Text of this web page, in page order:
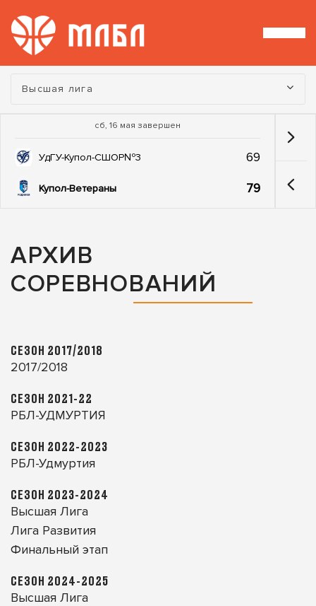
Турнир:
Высшая лига
сб, 16 мая завершен
УдГУ-Купол-СШОР№3 69
Купол-Ветераны 79
АРХИВ
СОРЕВНОВАНИЙ
СЕЗОН 2017/2018
2017/2018
СЕЗОН 2021-22
РБЛ-УДМУРТИЯ
СЕЗОН 2022-2023
РБЛ-Удмуртия
СЕЗОН 2023-2024
Высшая Лига
Лига Развития
Финальный этап
СЕЗОН 2024-2025
Высшая Лига